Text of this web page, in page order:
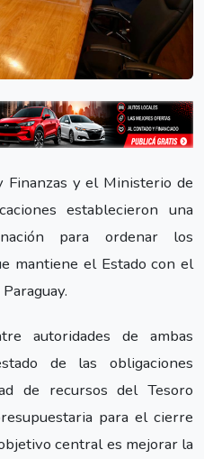
Finanzas y el Ministerio de
establecieron una
para ordenar los
mantiene el Estado con el
autoridades de ambas
de las obligaciones
de recursos del Tesoro
para el cierre
central es mejorar la